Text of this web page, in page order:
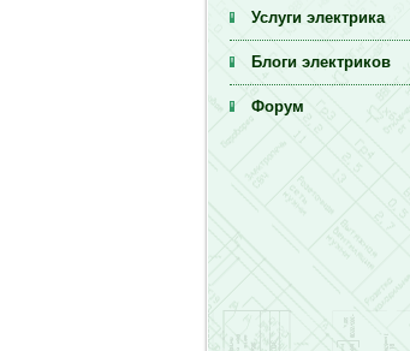
Услуги электрика
Блоги электриков
Форум